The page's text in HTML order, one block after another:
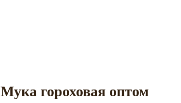
Мука гороховая оптом